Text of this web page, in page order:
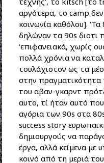
αργότερα, το camp
κοινωνία καθόλου].
δηλώναν τα 90s διοτι
‘επιφανειακά, χωρίς
πολλά χρόνια να
τουλάχιστον ως τα
στην πραγματικότητα
του αβαν-γκαρντ
αυτο, τί ήταν αυτό
αγόρια των 90s στα
success story
δημιουργούς να
έργα, αλλά κείμενα με
κοινό από τη μεριά